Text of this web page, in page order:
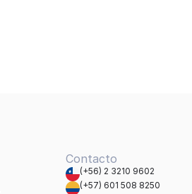
Contacto
(+56) 2 3210 9602
(+57) 601 508 8250